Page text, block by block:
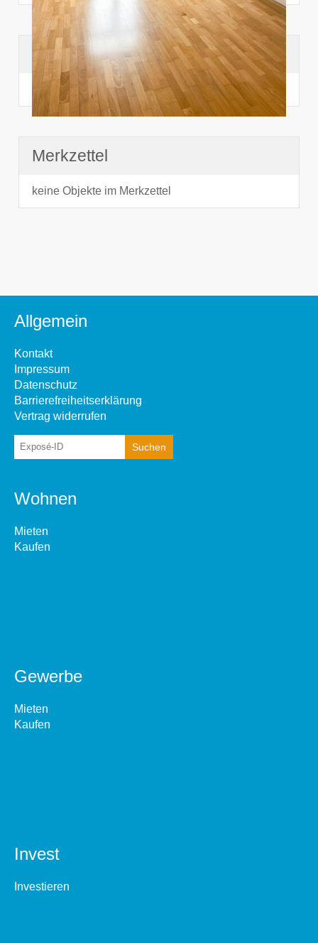
Suchhistorie
noch nichts angesehen
Merkzettel
keine Objekte im Merkzettel
Allgemein
Kontakt
Impressum
Datenschutz
Barrierefreiheitserklärung
Vertrag widerrufen
Wohnen
Mieten
Kaufen
Gewerbe
Mieten
Kaufen
Invest
Investieren